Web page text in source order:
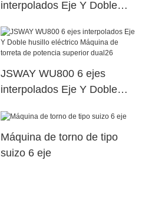
interpolados Eje Y Doble
torreta de potencia superior
dual56
JSWAY WU800 6 ejes
interpolados Eje Y Doble
torreta de potencia superior
dual26
Máquina de torno de tipo
suizo 6 eje